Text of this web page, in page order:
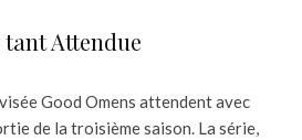
Attendue
Good Omens attendent avec
de la troisième saison. La série,